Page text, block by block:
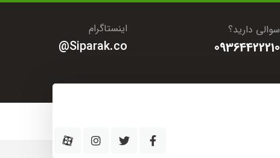
اینستاگرام
Siparak.co@
سوالی دارید؟
09364422210